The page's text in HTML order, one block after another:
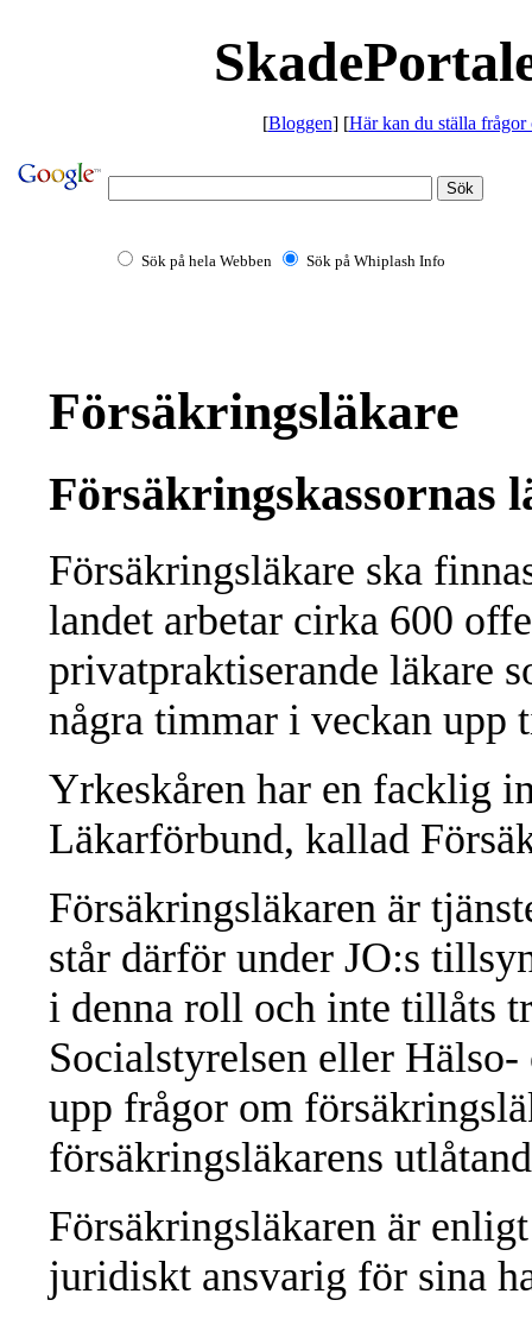
[Bloggen] [Här kan du ställa frågor
Sök på hela Webben Sök på Whiplash Info
Försäkringsläkare
Försäkringskassornas
Försäkringsläkare ska
landet arbetar cirka 600
privatpraktiserande läkare
några timmar i veckan upp
Yrkeskåren har en facklig
Läkarförbund, kallad
Försäkringsläkaren är
står därför under JO:s
i denna roll och inte tillåts
Socialstyrelsen eller
upp frågor om
försäkringsläkarens
Försäkringsläkaren är
juridiskt ansvarig för sina